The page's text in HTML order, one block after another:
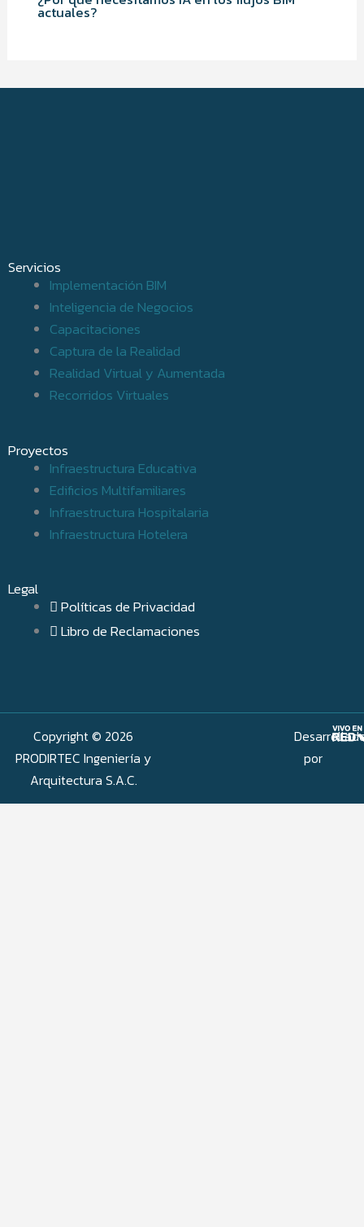
actuales?
Servicios
Implementación BIM
Inteligencia de Negocios
Capacitaciones
Captura de la Realidad
Realidad Virtual y Aumentada
Recorridos Virtuales
Proyectos
Infraestructura Educativa
Edificios Multifamiliares
Infraestructura Hospitalaria
Infraestructura Hotelera
Legal
Políticas de Privacidad
Libro de Reclamaciones
Copyright © 2026
PRODIRTEC Ingeniería y
Arquitectura S.A.C.
por